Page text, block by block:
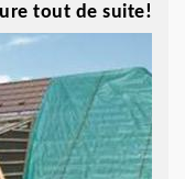
tout de suite!